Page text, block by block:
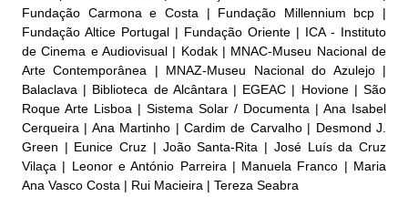
Fundação Carmona e Costa | Fundação Millennium bcp |
Fundação Altice Portugal | Fundação Oriente | ICA - Instituto
de Cinema e Audiovisual | Kodak | MNAC-Museu Nacional de
Arte Contemporânea | MNAZ-Museu Nacional do Azulejo |
Balaclava | Biblioteca de Alcântara | EGEAC | Hovione | São
Roque Arte Lisboa | Sistema Solar / Documenta | Ana Isabel
Cerqueira | Ana Martinho | Cardim de Carvalho | Desmond J.
Green | Eunice Cruz | João Santa-Rita | José Luís da Cruz
Vilaça | Leonor e António Parreira | Manuela Franco | Maria
Ana Vasco Costa | Rui Macieira | Tereza Seabra